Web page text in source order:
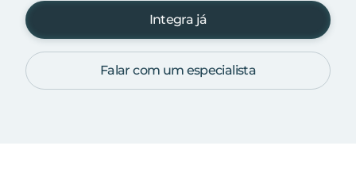
Integra já
Falar com um especialista